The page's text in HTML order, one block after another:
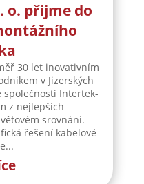
o. přijme do
30 let inovativním
v Jizerských
Intertek-
z nejlepších
srovnání.
řešení kabelové